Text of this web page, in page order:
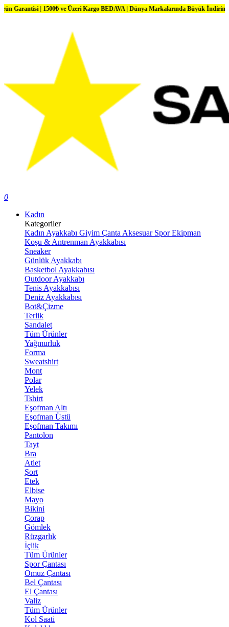
ve Üzeri Kargo BEDAVA | Dünya Markalarında Büyük İndirimler
0
Kadın
Kategoriler
Kadın Ayakkabı Giyim Çanta Aksesuar Spor Ekipman
Koşu & Antrenman Ayakkabısı
Sneaker
Günlük Ayakkabı
Basketbol Ayakkabısı
Outdoor Ayakkabı
Tenis Ayakkabısı
Deniz Ayakkabısı
Bot&Çizme
Terlik
Sandalet
Tüm Ürünler
Yağmurluk
Forma
Sweatshirt
Mont
Polar
Yelek
Tshirt
Eşofman Altı
Eşofman Üstü
Eşofman Takımı
Pantolon
Tayt
Bra
Atlet
Şort
Etek
Elbise
Mayo
Bikini
Çorap
Gömlek
Rüzgarlık
İçlik
Tüm Ürünler
Spor Çantası
Omuz Çantası
Bel Çantası
El Çantası
Valiz
Tüm Ürünler
Kol Saati